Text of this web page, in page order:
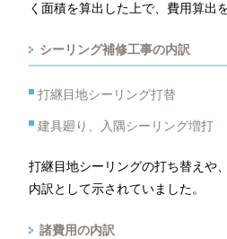
く面積を算出した上で、費用算出
シーリング補修工事の内訳
打継目地シーリング打替
建具廻り、入隅シーリング増打
打継目地シーリングの打ち替えや
内訳として示されていました。
諸費用の内訳